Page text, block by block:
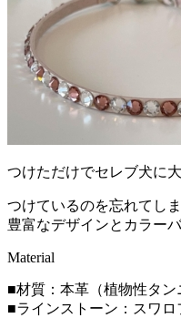
つけただけでセレブ犬に大
つけているのを忘れてし
豊富なデザインとカラー
Material
■材質：本革（植物性タン
■ラインストーン：スワロ